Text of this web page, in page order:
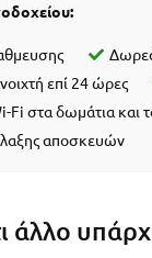
επί 24 ώρες
στα δωμάτια και
αποσκευών
άλλο